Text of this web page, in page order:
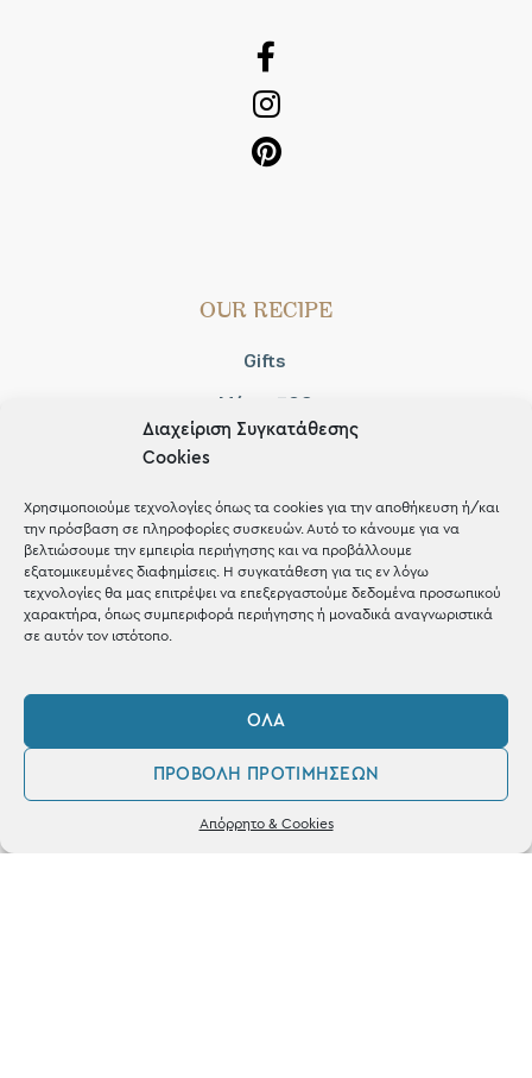
Διαχείριση Συγκατάθεσης
Cookies
Χρησιμοποιούμε τεχνολογίες όπως τα cookies για την αποθήκευση ή/και
την πρόσβαση σε πληροφορίες συσκευών. Αυτό το κάνουμε για να
βελτιώσουμε την εμπειρία περιήγησης και να προβάλλουμε
εξατομικευμένες διαφημίσεις. Η συγκατάθεση για τις εν λόγω
τεχνολογίες θα μας επιτρέψει να επεξεργαστούμε δεδομένα προσωπικού
χαρακτήρα, όπως συμπεριφορά περιήγησης ή μοναδικά αναγνωριστικά
σε αυτόν τον ιστότοπο.
ΌΛΑ
ΠΡΟΒΟΛΉ ΠΡΟΤΙΜΉΣΕΩΝ
Απόρρητο & Cookies
OUR RECIPE
Gifts
Μέχρι 30€
Σταθά 17, 38221 Βόλος
2421 217300
Δευ / Τετ / Σαβ: 09:00 - 15:00
Τριτ / Πεμ / Παρ: 09:00 - 21:00
Φίλτρα
0